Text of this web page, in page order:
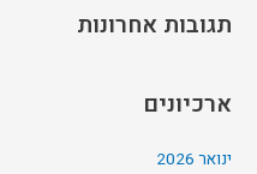
תגובות אחרונות
ארכיונים
ינואר 2026